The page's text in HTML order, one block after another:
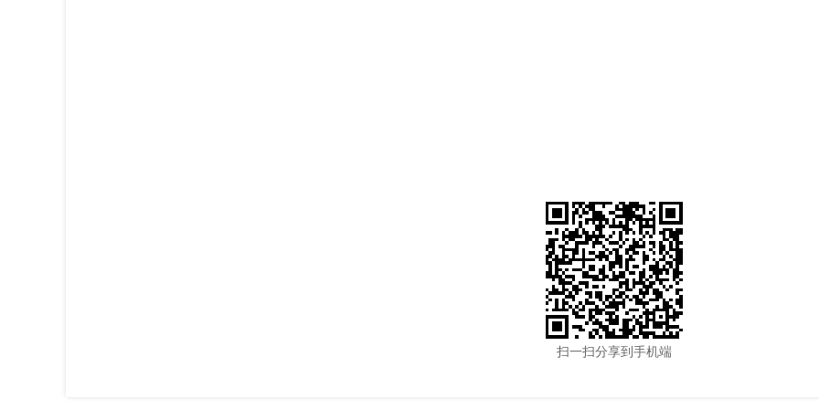
扫一扫分享到手机端